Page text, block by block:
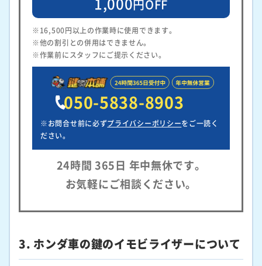
円OFF
※16,500円以上の作業時に使用できます。
※他の割引との併用はできません。
※作業前にスタッフにご提示ください。
050-5838-8903
※お問合せ前に必ずプライバシーポリシーをご一読く
ださい。
24時間 365日 年中無休です。
お気軽にご相談ください。
3. ホンダ車の鍵のイモビライザーについて